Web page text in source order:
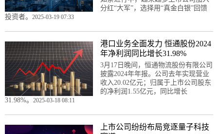
分红“大军”，选择用“真金白银”回馈
投资者。 2025-03-19 07:33
港口业务全面发力 恒通股份2024
年净利润同比增长31.98%
3月17日晚间，恒通物流股份有限公司
披露2024年年报。公司去年实现营业
收入20.02亿元；归属于上市公司股东
的净利润1.55亿元，同比增长
31.98%。 2025-03-18 08:11
上市公司纷纷布局竞逐量子科技